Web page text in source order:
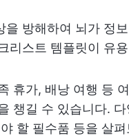
을 방해하여 뇌가 정
리스트 템플릿이 유
휴가, 배낭 여행 등
챙길 수 있습니다.
할 필수품 등을 살펴